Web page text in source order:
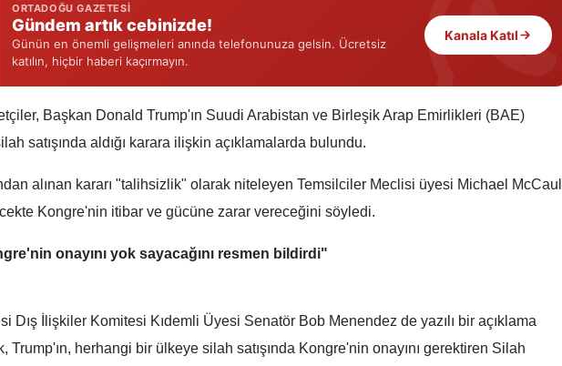
Giresun
Hakkari
Hatay
Isparta
İstanbul
Kars
ORTADOĞU GAZETESI
Gündem artık cebinizde!
Günün en önemli gelişmeleri anında telefonunuza gelsin. Ücretsiz
katılın, hiçbir haberi kaçırmayın.
Kanala Katıl
Başkan Donald Trump'ın Suudi Arabistan ve Birleşik Arap Emirlikleri (BAE)
satışında aldığı karara ilişkin açıklamalarda bulundu.
alınan kararı "talihsizlik" olarak niteleyen Temsilciler Meclisi üyesi Michael
Kongre'nin itibar ve gücüne zarar vereceğini söyledi.
onayını yok sayacağını resmen bildirdi"
Dış İlişkiler Komitesi Kıdemli Üyesi Senatör Bob Menendez de yazılı bir açıklama
Trump'ın, herhangi bir ülkeye silah satışında Kongre'nin onayını gerektiren Silah